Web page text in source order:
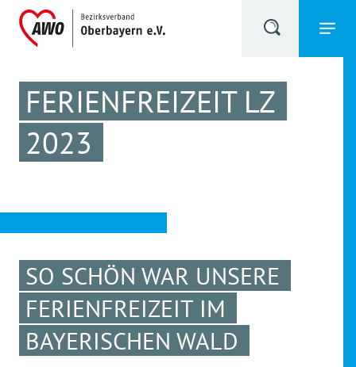
FERIENFREIZEIT LZ
2023
SO SCHÖN WAR UNSERE
FERIENFREIZEIT IM
BAYERISCHEN WALD